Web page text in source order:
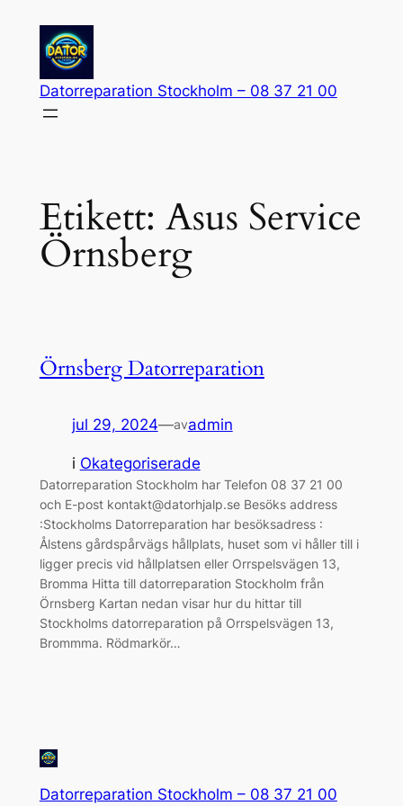
innehåll
Datorreparation Stockholm – 08 37 21 00
Etikett: Asus Service
Örnsberg
Örnsberg Datorreparation
jul 29, 2024—avadmin
i Okategoriserade
Datorreparation Stockholm har Telefon 08 37 21 00
och E-post kontakt@datorhjalp.se Besöks address
:Stockholms Datorreparation har besöksadress :
Ålstens gårdspårvägs hållplats, huset som vi håller till i
ligger precis vid hållplatsen eller Orrspelsvägen 13,
Bromma Hitta till datorreparation Stockholm från
Örnsberg Kartan nedan visar hur du hittar till
Stockholms datorreparation på Orrspelsvägen 13,
Brommma. Rödmarkör…
Datorreparation Stockholm – 08 37 21 00